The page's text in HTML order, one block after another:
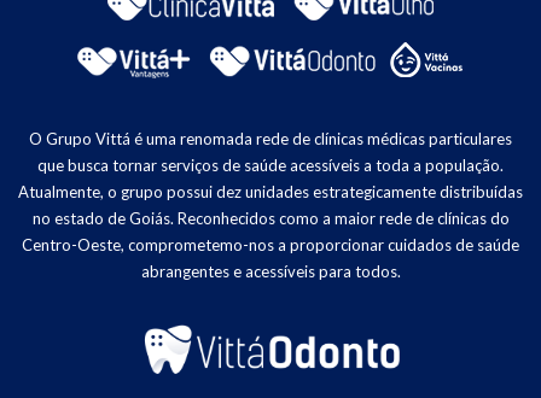
O Grupo Vittá é uma renomada rede de clínicas médicas particulares
que busca tornar serviços de saúde acessíveis a toda a população.
Atualmente, o grupo possui dez unidades estrategicamente distribuídas
no estado de Goiás. Reconhecidos como a maior rede de clínicas do
Centro-Oeste, comprometemo-nos a proporcionar cuidados de saúde
abrangentes e acessíveis para todos.